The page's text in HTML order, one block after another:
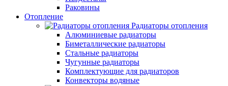
Раковины
Отопление
Радиаторы отопления
Алюминиевые радиаторы
Биметаллические радиаторы
Стальные радиаторы
Чугунные радиаторы
Комплектующие для радиаторов
Конвекторы водяные